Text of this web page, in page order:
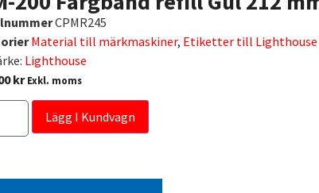
CPMR245
Material till märkmaskiner, Etiketter till Lighthouse
Lighthouse
kr Exkl. moms
Lägg I Kundvagn